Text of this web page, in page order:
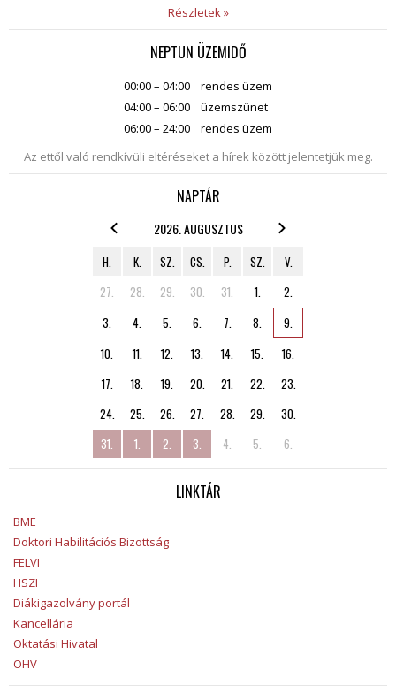
Részletek »
NEPTUN ÜZEMIDŐ
00:00 – 04:00
rendes üzem
04:00 – 06:00
üzemszünet
06:00 – 24:00
rendes üzem
Az ettől való rendkívüli eltéréseket a hírek között jelentetjük meg.
NAPTÁR
2026. AUGUSZTUS
H. K. SZ. CS. P. SZ.
V.
27.
28. 29. 30. 31. 1.
2.
3.
4. 5. 6. 7. 8.
9.
10.
11. 12. 13. 14. 15.
16.
17.
18. 19. 20. 21. 22.
23.
24.
25. 26. 27. 28. 29.
30.
31.
1. 2. 3. 4. 5. 6.
LINKTÁR
BME
Doktori Habilitációs Bizottság
FELVI
HSZI
Diákigazolvány portál
Kancellária
Oktatási Hivatal
OHV